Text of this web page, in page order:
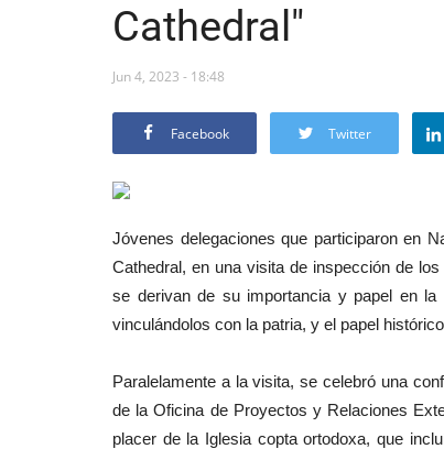
Cathedral"
Jun 4, 2023 - 18:48
Facebook Twitter
Jóvenes delegaciones que participaron en
Cathedral, en una visita de inspección de
se derivan de su importancia y papel en
vinculándolos con la patria, y el papel
Paralelamente a la visita, se celebró una
de la Oficina de Proyectos y Relaciones
placer de la Iglesia copta ortodoxa, que